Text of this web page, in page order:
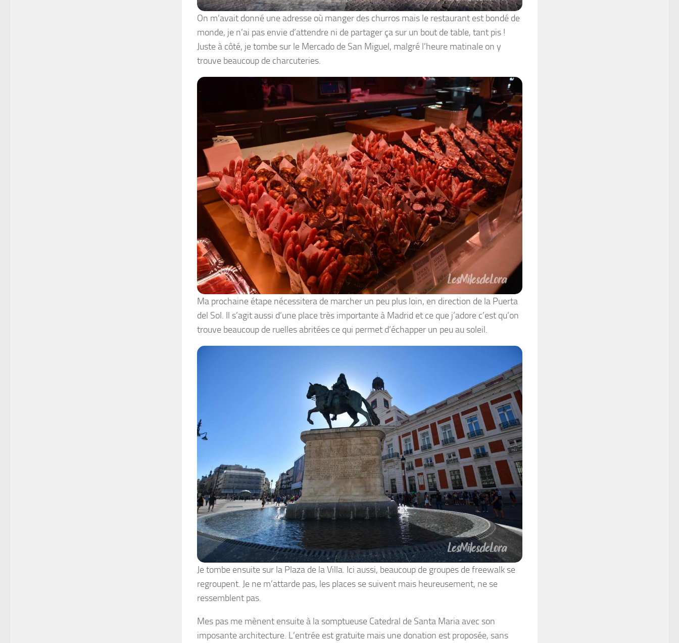
On m’avait donné une adresse où manger des churros mais le restaurant est bondé de
monde, je n’ai pas envie d’attendre ni de partager ça sur un bout de table, tant pis !
Juste à côté, je tombe sur le Mercado de San Miguel, malgré l’heure matinale on y
trouve beaucoup de charcuteries.
Ma prochaine étape nécessitera de marcher un peu plus loin, en direction de la Puerta
del Sol. Il s’agit aussi d’une place très importante à Madrid et ce que j’adore c’est qu’on
trouve beaucoup de ruelles abritées ce qui permet d’échapper un peu au soleil.
Je tombe ensuite sur la Plaza de la Villa. Ici aussi, beaucoup de groupes de freewalk se
regroupent. Je ne m’attarde pas, les places se suivent mais heureusement, ne se
ressemblent pas.
Mes pas me mènent ensuite à la somptueuse Catedral de Santa Maria avec son
imposante architecture. L’entrée est gratuite mais une donation est proposée, sans